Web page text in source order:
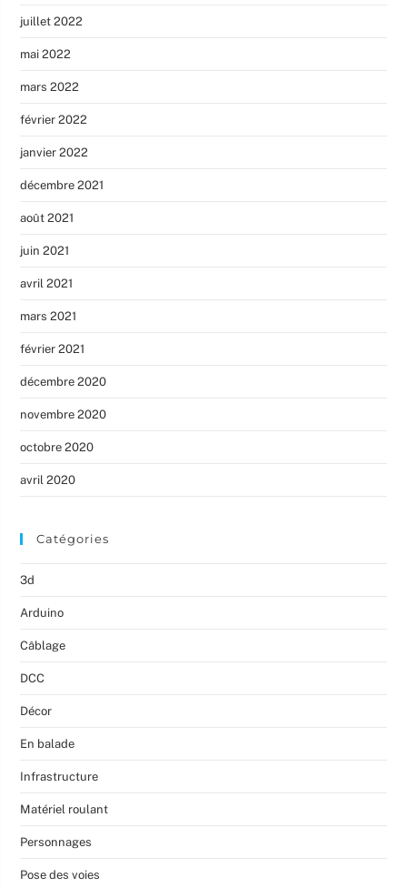
juillet 2022
mai 2022
mars 2022
février 2022
janvier 2022
décembre 2021
août 2021
juin 2021
avril 2021
mars 2021
février 2021
décembre 2020
novembre 2020
octobre 2020
avril 2020
Catégories
3d
Arduino
Câblage
DCC
Décor
En balade
Infrastructure
Matériel roulant
Personnages
Pose des voies